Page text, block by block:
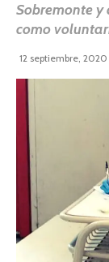
Sobremonte y
como
12 septiembre, 2020